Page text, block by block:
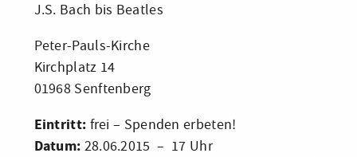
J.S. Bach bis Beatles
Peter-Pauls-Kirche
Kirchplatz 14
01968 Senftenberg
Eintritt: frei – Spenden erbeten!
Datum: 28.06.2015 – 17 Uhr